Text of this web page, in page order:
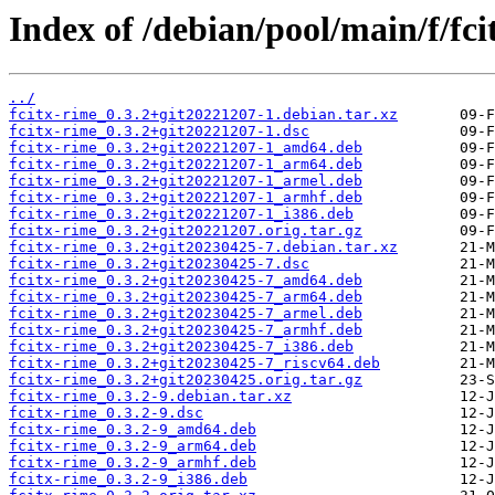
Index of /debian/pool/main/f/
../
fcitx-rime_0.3.2+git20221207-1.debian.tar.xz
fcitx-rime_0.3.2+git20221207-1.dsc
fcitx-rime_0.3.2+git20221207-1_amd64.deb
fcitx-rime_0.3.2+git20221207-1_arm64.deb
fcitx-rime_0.3.2+git20221207-1_armel.deb
fcitx-rime_0.3.2+git20221207-1_armhf.deb
fcitx-rime_0.3.2+git20221207-1_i386.deb
fcitx-rime_0.3.2+git20221207.orig.tar.gz
fcitx-rime_0.3.2+git20230425-7.debian.tar.xz
fcitx-rime_0.3.2+git20230425-7.dsc
fcitx-rime_0.3.2+git20230425-7_amd64.deb
fcitx-rime_0.3.2+git20230425-7_arm64.deb
fcitx-rime_0.3.2+git20230425-7_armel.deb
fcitx-rime_0.3.2+git20230425-7_armhf.deb
fcitx-rime_0.3.2+git20230425-7_i386.deb
fcitx-rime_0.3.2+git20230425-7_riscv64.deb
fcitx-rime_0.3.2+git20230425.orig.tar.gz
fcitx-rime_0.3.2-9.debian.tar.xz
fcitx-rime_0.3.2-9.dsc
fcitx-rime_0.3.2-9_amd64.deb
fcitx-rime_0.3.2-9_arm64.deb
fcitx-rime_0.3.2-9_armhf.deb
fcitx-rime_0.3.2-9_i386.deb